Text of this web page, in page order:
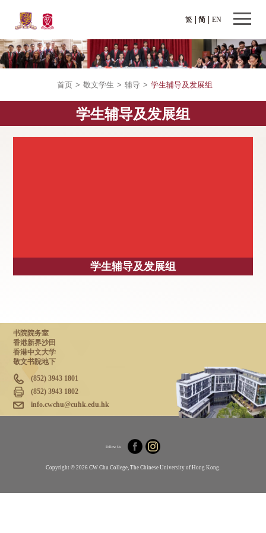
繁 EN
简
首页 > 敬文学生 > 辅导 > 学生辅导及发展组
学生辅导及发展组
学生辅导及发展组
书院院务室
香港新界沙田
香港中文大学
敬文书院地下
(852) 3943 1801
(852) 3943 1802
info.cwchu@cuhk.edu.hk
Follow Us
Copyright © 2026 CW Chu College, The Chinese University of Hong Kong.